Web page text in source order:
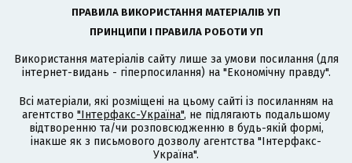
ПРАВИЛА ВИКОРИСТАННЯ МАТЕРІАЛІВ УП
ПРИНЦИПИ І ПРАВИЛА РОБОТИ УП
Використання матеріалів сайту лише за умови посилання (для
інтернет-видань - гіперпосилання) на "Економічну правду".
Всі матеріали, які розміщені на цьому сайті із посиланням на
агентство "Інтерфакс-Україна", не підлягають подальшому
відтворенню та/чи розповсюдженню в будь-якій формі,
інакше як з письмового дозволу агентства "Інтерфакс-
Україна".